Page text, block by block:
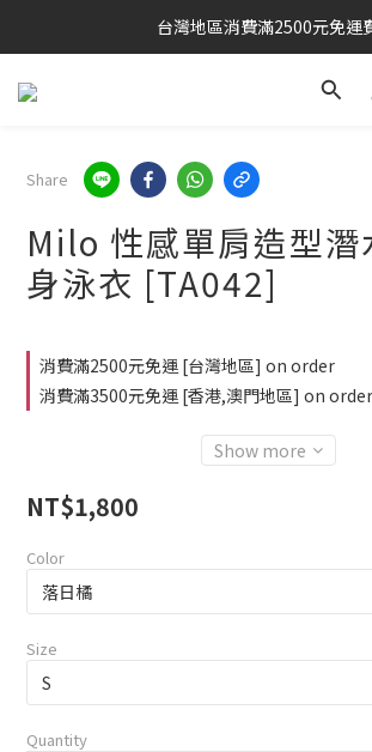
台灣地區消費滿2500元免運
Share
Milo 性感單肩造型潛
身泳衣 [TA042]
消費滿2500元免運 [台灣地區] on order
消費滿3500元免運 [香港,澳門地區] on order
Show more
NT$1,800
Color
Size
Quantity